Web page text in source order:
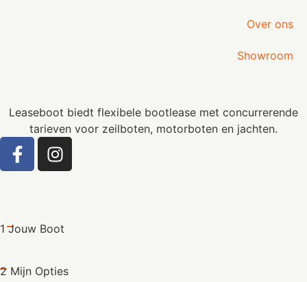
Over ons
Showroom
Leaseboot biedt flexibele bootlease met concurrerende
tarieven voor zeilboten, motorboten en jachten.
1 Jouw Boot
2 Mijn Opties